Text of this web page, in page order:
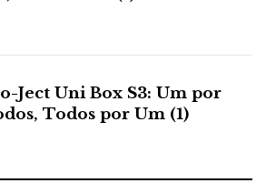
k
n
Ject Uni Box S3: Um por
Todos por Um (1)